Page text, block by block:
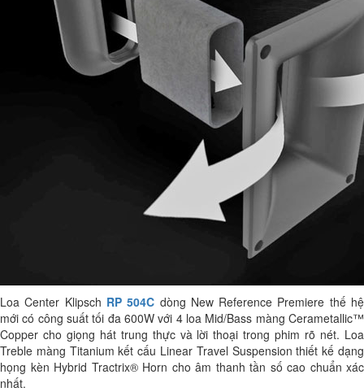
Loa Center Klipsch RP 504C dòng New Reference Premiere thế hệ
mới có công suất tối đa 600W với 4 loa Mid/Bass màng Cerametallic™
Copper cho giọng hát trung thực và lời thoại trong phim rõ nét. Loa
Treble màng Titanium kết cấu Linear Travel Suspension thiết kế dạng
họng kèn Hybrid Tractrix® Horn cho âm thanh tần số cao chuẩn xác
nhất.